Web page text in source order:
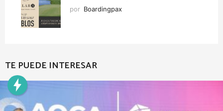
por Boardingpax
TE PUEDE INTERESAR